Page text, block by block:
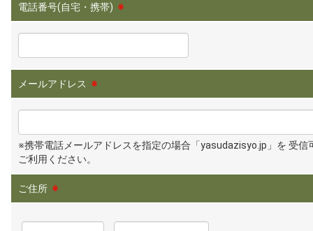
電話番号(自宅・携帯) ※
メールアドレス ※
※携帯電話メールアドレスを指定の場合「yasudazisyo.jp」を 受信
ご利用ください。
ご住所 ※